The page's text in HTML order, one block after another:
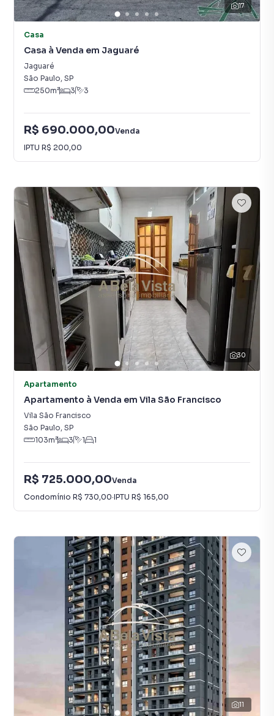
17
Casa
Casa à Venda em Jaguaré
Jaguaré
São Paulo, SP
250m² 3 3
R$ 690.000,00Venda
IPTU R$ 200,00
30
Apartamento
Apartamento à Venda em Vila São Francisco
Vila São Francisco
São Paulo, SP
103m² 3 1 1
R$ 725.000,00Venda
Condomínio R$ 730,00·IPTU R$ 165,00
11